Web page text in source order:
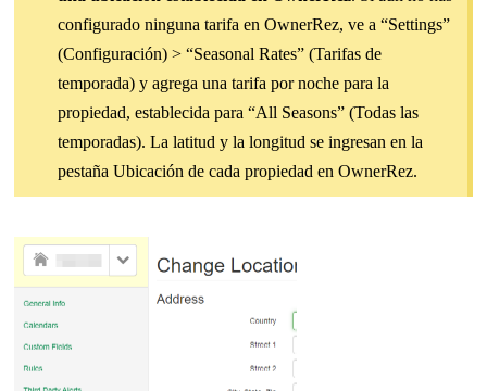
configurado ninguna tarifa en OwnerRez, ve a “Settings”
(Configuración) > “Seasonal Rates” (Tarifas de
temporada) y agrega una tarifa por noche para la
propiedad, establecida para “All Seasons” (Todas las
temporadas). La latitud y la longitud se ingresan en la
pestaña Ubicación de cada propiedad en OwnerRez.